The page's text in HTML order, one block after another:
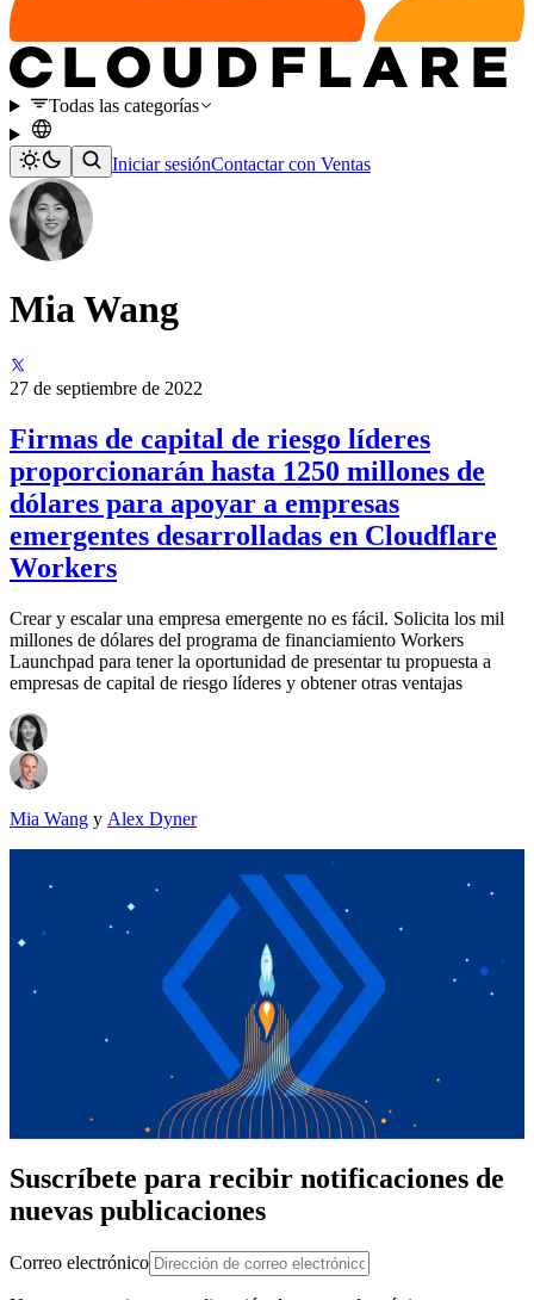
Todas las categorías
Iniciar sesiónContactar con Ventas
Mia Wang
27 de septiembre de 2022
Firmas de capital de riesgo líderes
proporcionarán hasta 1250 millones de
dólares para apoyar a empresas
emergentes desarrolladas en Cloudflare
Workers
Crear y escalar una empresa emergente no es fácil. Solicita los mil
millones de dólares del programa de financiamiento Workers
Launchpad para tener la oportunidad de presentar tu propuesta a
empresas de capital de riesgo líderes y obtener otras ventajas
Mia Wang y Alex Dyner
Suscríbete para recibir notificaciones de
nuevas publicaciones
Correo electrónico